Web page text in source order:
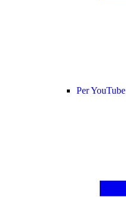
Per YouTube